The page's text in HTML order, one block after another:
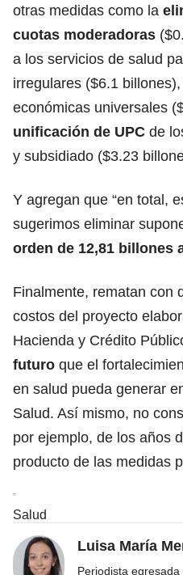
otras medidas como la
cuotas moderadoras
a los servicios de salud
irregulares ($6.1 billones),
económicas universales
unificación de UPC de
y subsidiado ($3.23
Y agregan que “en total,
sugerimos eliminar
orden de 12,81 billones
Finalmente, rematan con
costos del proyecto
Hacienda y Crédito
futuro que el
en salud pueda generar
Salud. Así mismo, no
por ejemplo, de los años
producto de las medidas
Salud
Luisa María
Periodista